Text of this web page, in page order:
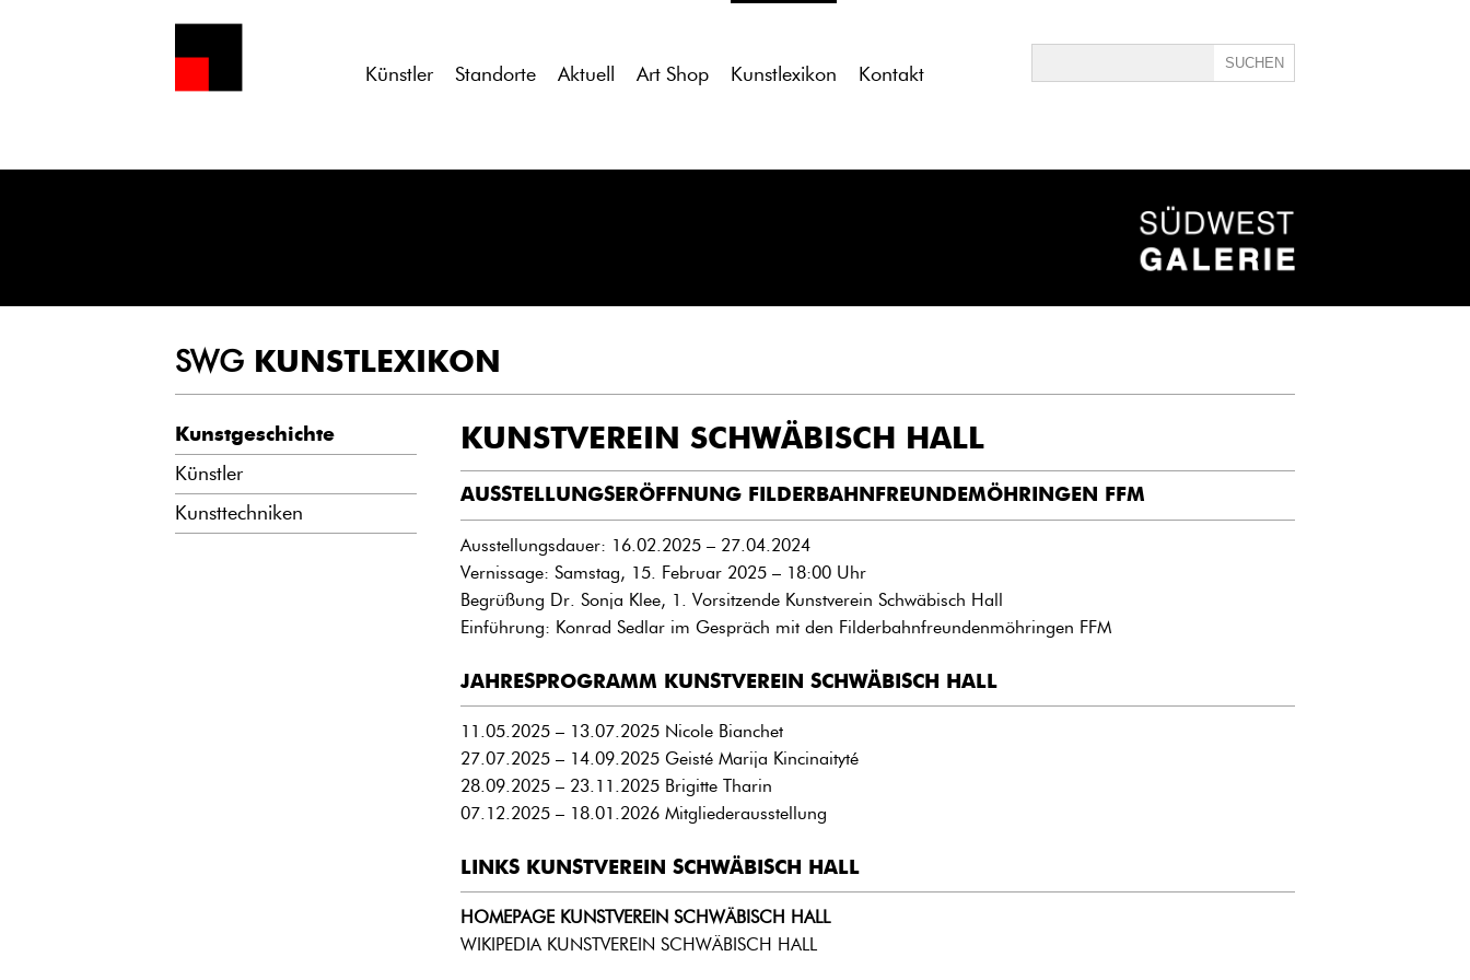
Künstler Standorte Aktuell Art Shop Kunstlexikon Kontakt
SWG KUNSTLEXIKON
Kunstgeschichte
Künstler
Kunsttechniken
KUNSTVEREIN SCHWÄBISCH HALL
AUSSTELLUNGSERÖFFNUNG FILDERBAHNFREUNDEMÖHRINGEN FFM
Ausstellungsdauer: 16.02.2025 – 27.04.2024
Vernissage: Samstag, 15. Februar 2025 – 18:00 Uhr
Begrüßung Dr. Sonja Klee, 1. Vorsitzende Kunstverein Schwäbisch Hall
Einführung: Konrad Sedlar im Gespräch mit den Filderbahnfreundenmöhringen FFM
JAHRESPROGRAMM KUNSTVEREIN SCHWÄBISCH HALL
11.05.2025 – 13.07.2025 Nicole Bianchet
27.07.2025 – 14.09.2025 Geisté Marija Kincinaityté
28.09.2025 – 23.11.2025 Brigitte Tharin
07.12.2025 – 18.01.2026 Mitgliederausstellung
LINKS KUNSTVEREIN SCHWÄBISCH HALL
HOMEPAGE KUNSTVEREIN SCHWÄBISCH HALL
WIKIPEDIA KUNSTVEREIN SCHWÄBISCH HALL